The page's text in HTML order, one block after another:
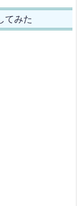
てみた